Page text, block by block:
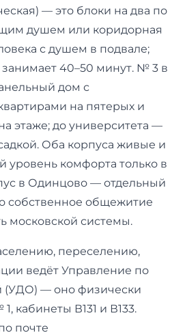
— это блоки на два по
душем или коридорная
с душем в подвале;
40–50 минут. № 3 в
дом с
на пятерых и
этаже; до университета —
Оба корпуса живые и
уровень комфорта только в
в Одинцово — отдельный
собственное общежитие
московской системы.
переселению,
ведёт Управление по
(УДО) — оно физически
кабинеты В131 и В133.
почте